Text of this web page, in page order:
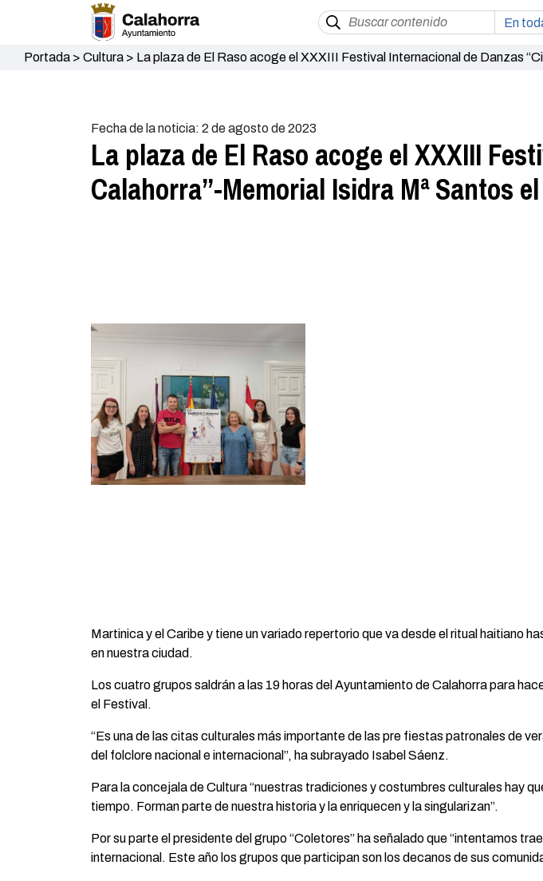
Portada> Cultura> La plaza de El Raso acoge el XXXIII Festival Internacional de Danzas
Fecha de la noticia: 2 de agosto de 2023
La plaza de El Raso acoge el XXXIII
Calahorra”-Memorial Isidra Mª Santos
Martinica y el Caribe y tiene un variado repertorio que va desde el ritual haitiano
en nuestra ciudad.
Los cuatro grupos saldrán a las 19 horas del Ayuntamiento de Calahorra para
el Festival.
“Es una de las citas culturales más importante de las pre fiestas patronales de
del folclore nacional e internacional”, ha subrayado Isabel Sáenz.
Para la concejala de Cultura “nuestras tradiciones y costumbres culturales hay
tiempo. Forman parte de nuestra historia y la enriquecen y la singularizan”.
Por su parte el presidente del grupo “Coletores” ha señalado que “intentamos
internacional. Este año los grupos que participan son los decanos de sus